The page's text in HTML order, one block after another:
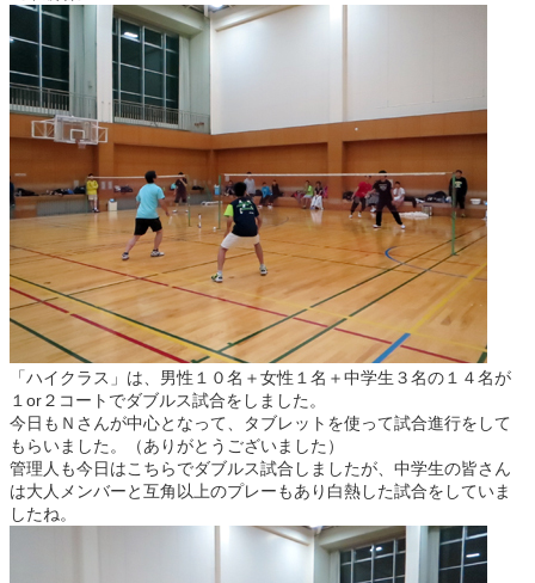
「ハイクラス」は、男性１０名＋女性１名＋中学生３名の１４名が
１or２コートでダブルス試合をしました。
今日もＮさんが中心となって、タブレットを使って試合進行をして
もらいました。（ありがとうございました）
管理人も今日はこちらでダブルス試合しましたが、中学生の皆さん
は大人メンバーと互角以上のプレーもあり白熱した試合をしていま
したね。